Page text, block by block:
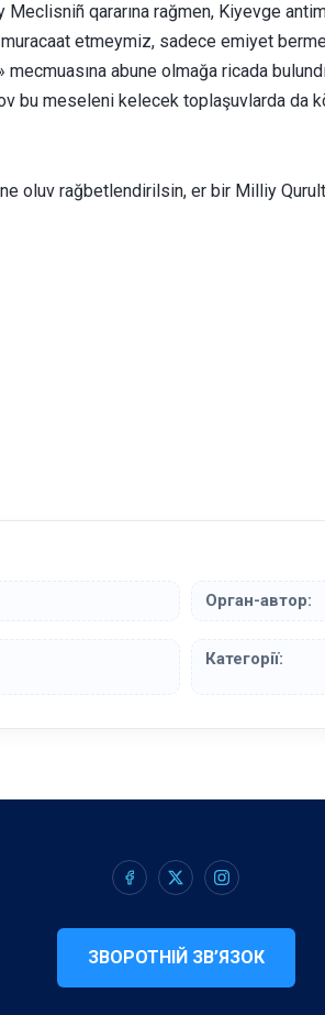
Meclisniñ qararına rağmen, Kiyevge
etmeymiz, sadece emiyet
abune olmağa ricada
bu meseleni kelecek toplaşuvlarda da
oluv rağbetlendirilsin, er bir Milliy
Орган-автор:
Категорії:
ЗВОРОТНІЙ ЗВ’ЯЗОК